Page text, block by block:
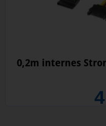
0,2m internes